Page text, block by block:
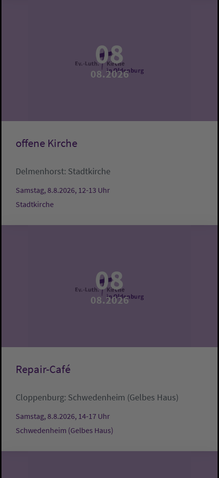
08
08.2026
offene Kirche
Delmenhorst: Stadtkirche
Samstag, 8.8.2026, 12-13 Uhr
Stadtkirche
08
08.2026
Repair-Café
Cloppenburg: Schwedenheim (Gelbes Haus)
Samstag, 8.8.2026, 14-17 Uhr
Schwedenheim (Gelbes Haus)